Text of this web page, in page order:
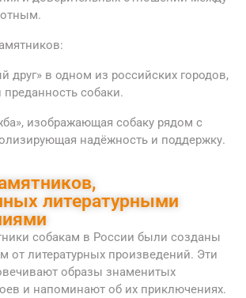
друг» в одном из российских городов,
собаки.
изображающая собаку рядом с
надёжность и поддержку.
литературными
собакам в России были созданы
от литературных произведений. Эти
образы знаменитых
и напоминают об их приключениях.